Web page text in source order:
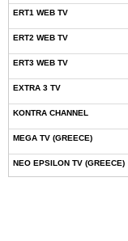
ERT1 WEB TV
ERT2 WEB TV
ERT3 WEB TV
EXTRA 3 TV
KONTRA CHANNEL
MEGA TV (GREECE)
NEO EPSILON TV (GREECE)